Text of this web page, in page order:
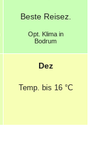
Beste Reisez.
Opt.
Klima in
Bodrum
Dez
Temp. bis 16 °C